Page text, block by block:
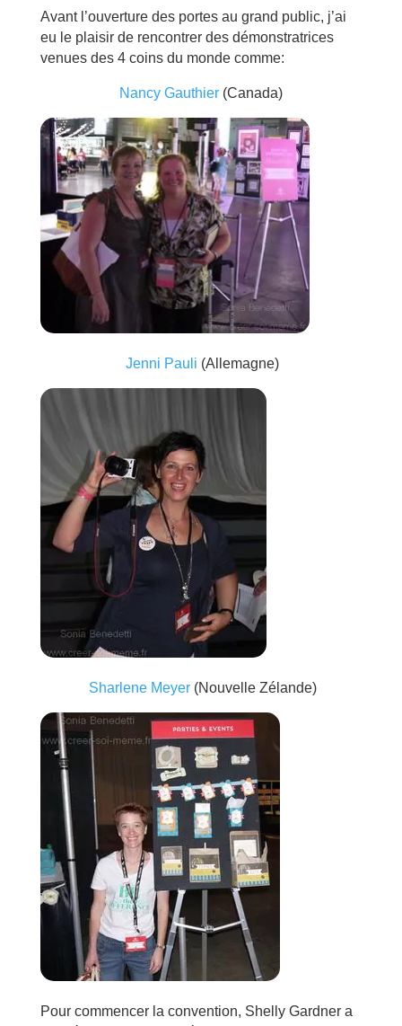
Avant l’ouverture des portes au grand public, j’ai
eu le plaisir de rencontrer des démonstratrices
venues des 4 coins du monde comme:
Nancy Gauthier(Canada)
Jenni Pauli (Allemagne)
Sharlene Meyer(Nouvelle Zélande)
Pour commencer la convention, Shelly Gardner a